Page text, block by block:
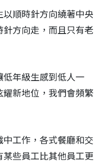
順時針方向繞著中央
方向走，而且只有老
低年級生感到低人一
新地位，我們會頻繁
工作，各式餐廳和交
些員工比其他員工更